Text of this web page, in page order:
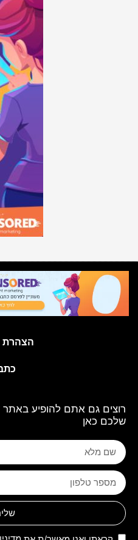
הצהרת
רוצים גם אתם להופיע
שלכם כאן